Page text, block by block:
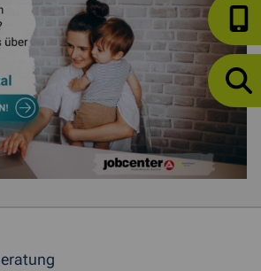
Informationen